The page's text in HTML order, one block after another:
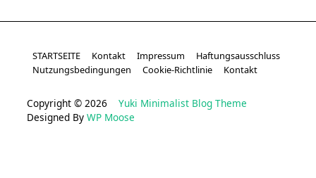
STARTSEITE Kontakt Impressum
Haftungsausschluss
Nutzungsbedingungen
Cookie-Richtlinie Kontakt
Copyright © 2026 Yuki Minimalist Blog Theme
Designed By WP Moose